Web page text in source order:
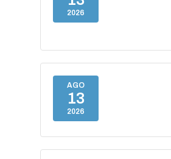
2026
AGO
13
2026